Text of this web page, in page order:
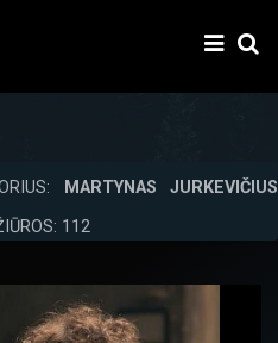
MARTYNAS JURKEVIČIUS
112